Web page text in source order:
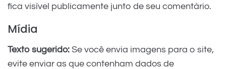
fica visível publicamente junto de seu comentário.
Mídia
Texto sugerido: Se você envia imagens para o site,
evite enviar as que contenham dados de